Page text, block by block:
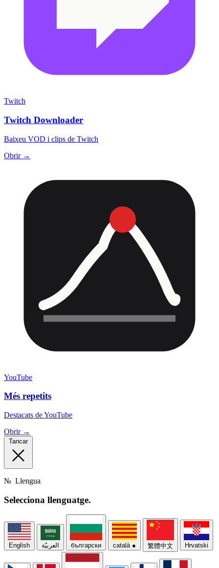
Twitch
Twitch Downloader
Baixeu VOD i clips de Twitch
Obrir →
YouTube
Més repetits
Destacats de YouTube
Obrir →
Tancar
№ Llengua
Selecciona llenguatge.
English العربيّة български català ● 繁體中文 Hrvatski